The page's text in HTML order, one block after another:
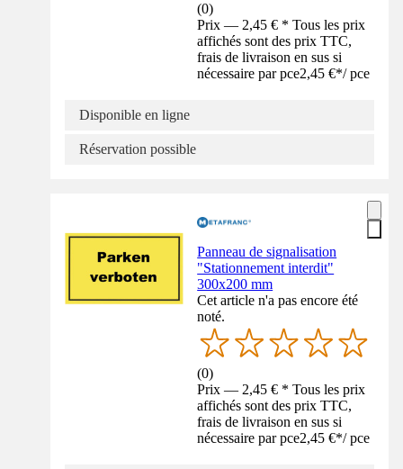
(0)
Prix — 2,45 € * Tous les prix
affichés sont des prix TTC,
frais de livraison en sus si
nécessaire par pce2,45 €*/ pce
Disponible en ligne
Réservation possible
Panneau de signalisation
"Stationnement interdit"
300x200 mm
Cet article n'a pas encore été
noté.
(0)
Prix — 2,45 € * Tous les prix
affichés sont des prix TTC,
frais de livraison en sus si
nécessaire par pce2,45 €*/ pce